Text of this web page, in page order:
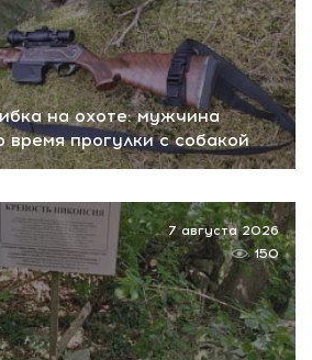
на охоте: мужчина
время прогулки с собакой
7 августа 2026
150